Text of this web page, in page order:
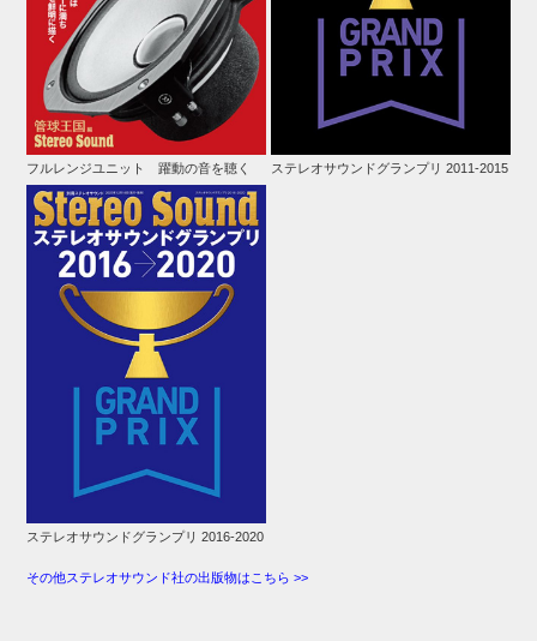
フルレンジユニット 躍動の音を聴く ステレオサウンドグランプリ 2011-2015
ステレオサウンドグランプリ 2016-2020
その他ステレオサウンド社の出版物はこちら >>